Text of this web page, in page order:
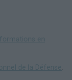
formations en
de la Défense